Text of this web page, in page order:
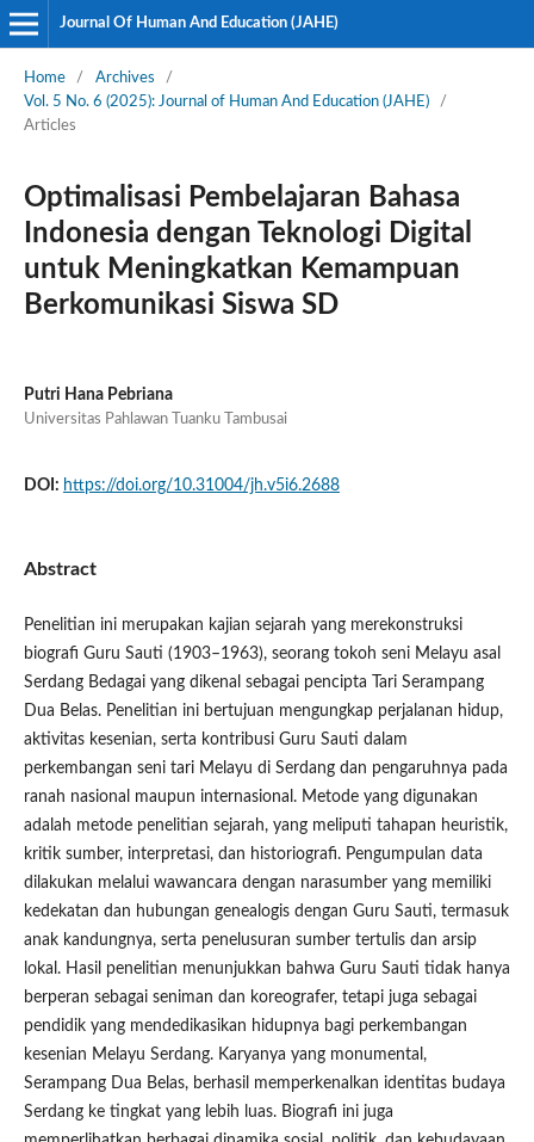
Journal Of Human And Education (JAHE)
Home / Archives
/
Vol. 5 No. 6 (2025): Journal of Human And Education (JAHE)
/
Articles
Optimalisasi Pembelajaran Bahasa
Indonesia dengan Teknologi Digital
untuk Meningkatkan Kemampuan
Berkomunikasi Siswa SD
Putri Hana Pebriana
Universitas Pahlawan Tuanku Tambusai
DOI: https://doi.org/10.31004/jh.v5i6.2688
Abstract
Penelitian ini merupakan kajian sejarah yang merekonstruksi
biografi Guru Sauti (1903–1963), seorang tokoh seni Melayu asal
Serdang Bedagai yang dikenal sebagai pencipta Tari Serampang
Dua Belas. Penelitian ini bertujuan mengungkap perjalanan hidup,
aktivitas kesenian, serta kontribusi Guru Sauti dalam
perkembangan seni tari Melayu di Serdang dan pengaruhnya pada
ranah nasional maupun internasional. Metode yang digunakan
adalah metode penelitian sejarah, yang meliputi tahapan heuristik,
kritik sumber, interpretasi, dan historiografi. Pengumpulan data
dilakukan melalui wawancara dengan narasumber yang memiliki
kedekatan dan hubungan genealogis dengan Guru Sauti, termasuk
anak kandungnya, serta penelusuran sumber tertulis dan arsip
lokal. Hasil penelitian menunjukkan bahwa Guru Sauti tidak hanya
berperan sebagai seniman dan koreografer, tetapi juga sebagai
pendidik yang mendedikasikan hidupnya bagi perkembangan
kesenian Melayu Serdang. Karyanya yang monumental,
Serampang Dua Belas, berhasil memperkenalkan identitas budaya
Serdang ke tingkat yang lebih luas. Biografi ini juga